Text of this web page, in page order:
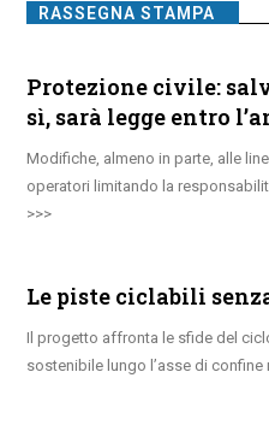
RASSEGNA STAMPA
Protezione civile:
sì, sarà legge entro
Modifiche, almeno in parte, alle
operatori limitando la
Le piste ciclabili
Il progetto affronta le sfide del
sostenibile lungo l’asse di confine